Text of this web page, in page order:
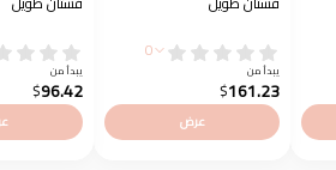
0
يبدأ من
161.23
$
عرض
يبدأ من
96.42
$